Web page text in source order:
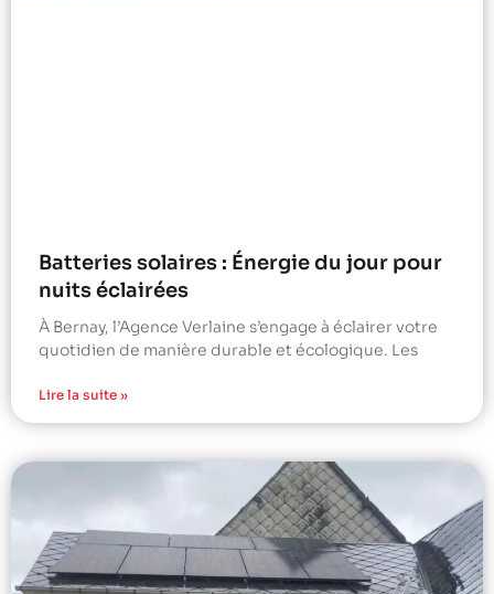
Batteries solaires : Énergie du jour pour
nuits éclairées
À Bernay, l’Agence Verlaine s’engage à éclairer votre
quotidien de manière durable et écologique. Les
Lire la suite »